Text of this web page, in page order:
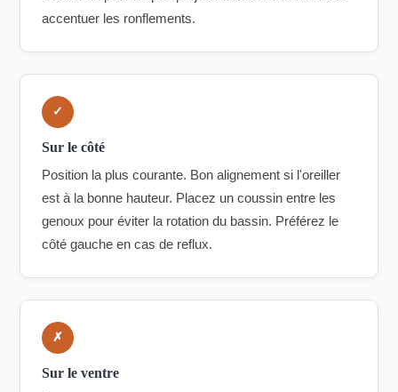
accentuer les ronflements.
✓
Sur le côté
Position la plus courante. Bon alignement si l'oreiller
est à la bonne hauteur. Placez un coussin entre les
genoux pour éviter la rotation du bassin. Préférez le
côté gauche en cas de reflux.
✗
Sur le ventre